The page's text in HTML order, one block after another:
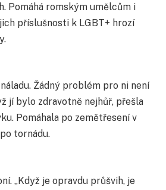
Pomáhá romským umělcům i
příslušnosti k LGBT+ hrozí
Žádný problém pro ni není
jí bylo zdravotně nejhůř, přešla
Pomáhala po zemětřesení v
tornádu.
„Když je opravdu průšvih, je